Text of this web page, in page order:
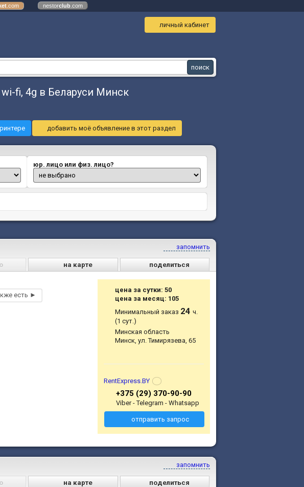
.com nestorclub .com
личный кабинет
wi-fi, 4g в Беларуси Минск
добавить моё объявление в этот раздел
юр. лицо или физ. лицо?
запомнить
на карте поделиться
цена за сутки: 50
цена за месяц: 105
Минимальный заказ 24ч.
(1 сут.)
Минская область
Минск, ул. Тимирязева, 65
RentExpress.BY
+375 (29) 370-90-90
Viber - Telegram - Whatsapp
отправить запрос
запомнить
на карте поделиться